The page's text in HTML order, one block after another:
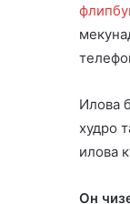
Илова
худро
илова
Он